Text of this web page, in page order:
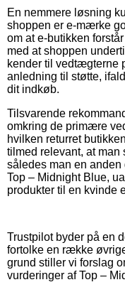
En nemmere løsning
shoppen er e-mærke
om at e-butikken
med at shoppen
kender til vedtægterne
anledning til støtte,
dit indkøb.
Tilsvarende
omkring de primære
hvilken returret
tilmed relevant, at man
således man en
Top – Midnight Blue,
produkter til en kvinde
Trustpilot byder på en
fortolke en række
grund stiller vi forslag
vurderinger af Top –